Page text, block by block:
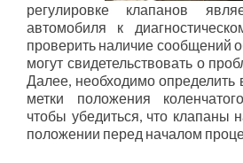
регулировке клапанов
автомобиля к
проверить наличие сообщений
могут свидетельствовать о
Далее, необходимо
метки положения
чтобы убедиться, что клапаны
положении перед началом